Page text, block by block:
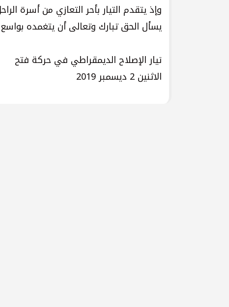
وإذ يتقدم التيار بأحر التعازي من أسرة
يسأل الحق تبارك وتعالى أن يتغمده
تيار الإصلاح الديمقراطي في حركة فتح
الاثنين 2 ديسمبر 2019